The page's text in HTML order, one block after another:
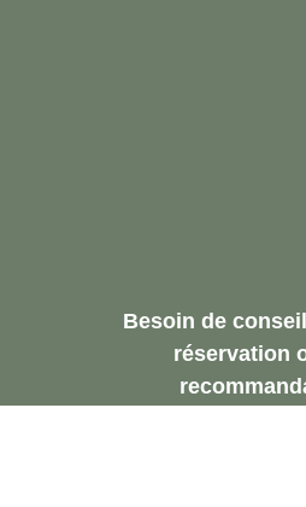
Besoin de
réservation